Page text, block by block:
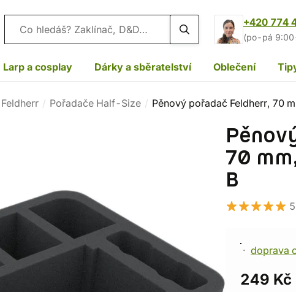
Vyhledávání
+420 774
(po-pá
Larp a cosplay Dárky a sběratelství Oblečení
Pořadače Half-Size Pěnový pořadač Feldherr, 70
70
B
5
doprava
249 Kč